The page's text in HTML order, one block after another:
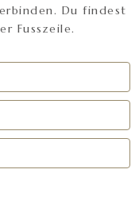
Du findest
Fusszeile.